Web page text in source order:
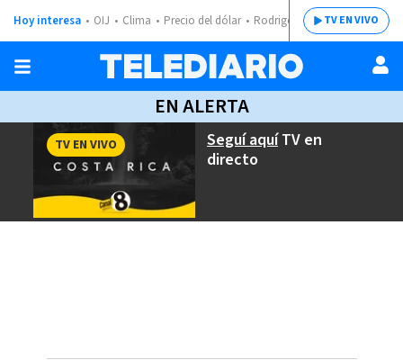
Hoy interesa OIJ Clima Precio del dólar Rodrigo ChavesTV EN VIVO
EN ALERTA
Seguí aquíTV en
directo
TV EN VIVO